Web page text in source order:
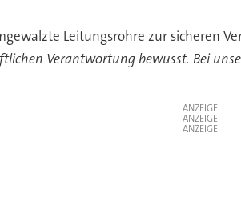
Leitungsrohre zur sicheren
Verantwortung bewusst. Bei
ANZEIGE
ANZEIGE
ANZEIGE